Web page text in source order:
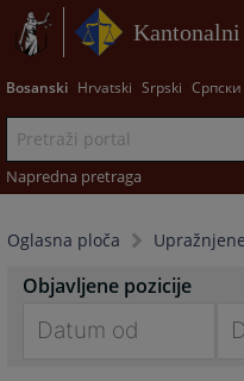
Kantonalni
Bosanski Hrvatski Srpski Српски
Napredna pretraga
Oglasna ploča
Objavljene pozicije